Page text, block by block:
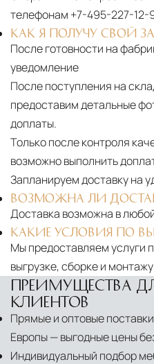
телефонам +7-495-227-12-
КАК Я ПОЛУЧУ СВОЙ
После готовности на
уведомление
После поступления на
предоставим детальные
доплаты.
Только после контроля
возможно выполнить
Запланируем доставку на
ВОЗМОЖНА ЛИ
Доставка возможна в
КАКИЕ УСЛОВИЯ ПО
Мы предоставляем услуги
выгрузке, сборке и
ПРЕИМУЩЕСТВА
КЛИЕНТОВ
Прямые и оптовые
Европы — выгодные цены
Индивидуальный подбор